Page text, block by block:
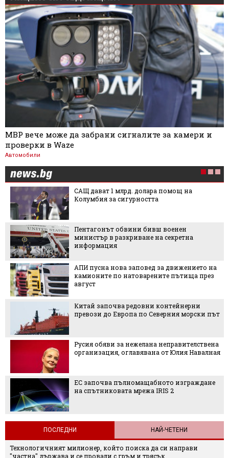
МВР вече може да забрани сигналите за камери и
проверки в Waze
Автомобили
САЩ дават 1 млрд. долара помощ на
Колумбия за сигурността
Пентагонът обвини бивш военен
министър в разкриване на секретна
информация
АПИ пусна нова заповед за движението на
камионите по натоварените пътища през
август
Китай започва редовни контейнерни
превози до Европа по Северния морски път
Русия обяви за нежелана неправителствена
организация, оглавявана от Юлия Навалная
ЕС започва пълномащабното изграждане
на спътниковата мрежа IRIS 2
ПОСЛЕДНИ НАЙ-ЧЕТЕНИ
Технологичният милионер, който поиска да си направи
"частна" държава и се провали с гръм и трясък